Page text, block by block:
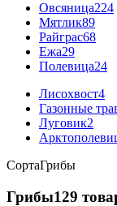
Овсяница224
Мятлик89
Райграс68
Ежа29
Полевица24
Лисохвост4
Газонные
Луговик2
СортаГрибы
Грибы129